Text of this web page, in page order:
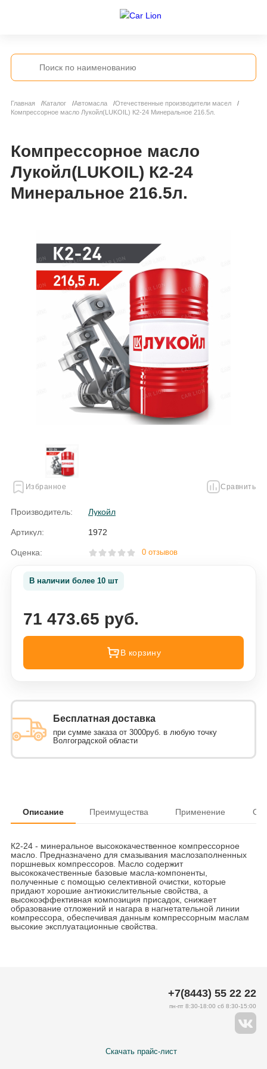
Главная Каталог Автомасла
Отечественные производители масел
Компрессорное масло Лукойл(LUKOIL) К2-24 Минеральное 216.5л.
Компрессорное масло
Лукойл(LUKOIL) К2-24
Минеральное 216.5л.
Избранное Сравнить
Производитель: Лукойл
Артикул: 1972
Оценка: 0 отзывов
В наличии более 10 шт
71 473.65 руб.
В корзину
Бесплатная доставка
при сумме заказа от 3000руб. в любую точку
Волгоградской области
Описание Преимущества Применение
К2-24 - минеральное высококачественное компрессорное
масло. Предназначено для смазывания маслозаполненных
поршневых компрессоров. Масло содержит
высококачественные базовые масла-компоненты,
полученные с помощью селективной очистки, которые
придают хорошие антиокислительные свойства, а
высокоэффективная композиция присадок, снижает
образование отложений и нагара в нагнетательной линии
компрессора, обеспечивая данным компрессорным маслам
высокие эксплуатационные свойства.
Скачать прайс-лист
+7(8443) 55 22 22
пн-пт 8:30-18:00 сб 8:30-15:00